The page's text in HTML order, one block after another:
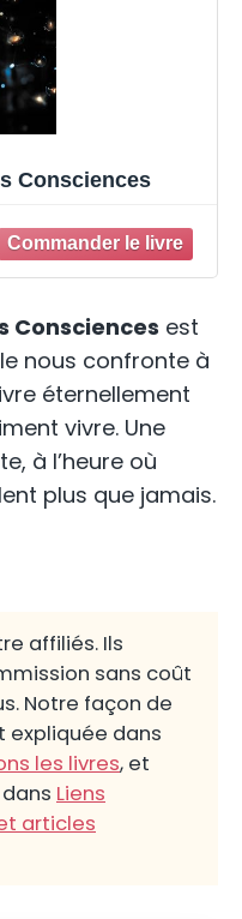
Consciences
Consciences est
nous confronte à
éternellement
vivre. Une
à l’heure où
plus que jamais.
affiliés. Ils
sans coût
Notre façon de
expliquée dans
les livres, et
Liens
articles